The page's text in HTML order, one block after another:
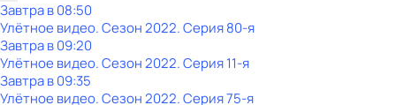
Завтра в 08:50
Улётное видео. Сезон 2022. Серия 80-я
Завтра в 09:20
Улётное видео. Сезон 2022. Серия 11-я
Завтра в 09:35
Улётное видео. Сезон 2022. Серия 75-я